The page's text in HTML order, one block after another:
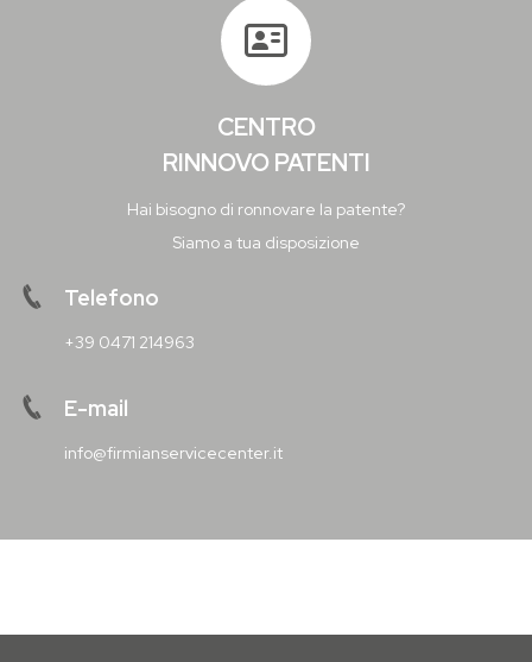
CENTRO
RINNOVO PATENTI
Hai bisogno di ronnovare la patente?
Siamo a tua disposizione
Telefono
+39 0471 214963
E-mail
info@firmianservicecenter.it